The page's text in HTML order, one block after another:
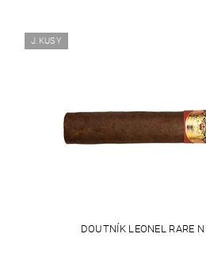
J.KUSY
DOUTNÍK LEONEL RARE